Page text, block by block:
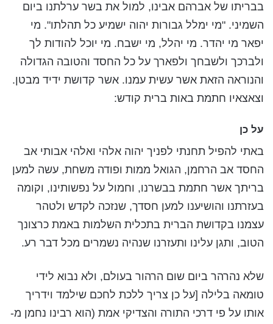
בבריתו של אברהם אבינו, למול את בשר ערלתנו ביום
השמיני. "מי ימלל גבורות יהוה ישמיע כל תהלתו". מי
יפאר מי יהדר. מי יהלל, מי ישבח. מי יוכל להודות לך
ולברכך ולשבחך ולפארך על כל החסד והטובה הגדולה
והנוראה הזאת אשר עשית עמנו. אשר קדושת ידיד מבטן.
וצאצאיו חתמת באות ברית קודש:
על כן
באתי להפיל תחנתי לפניך יהוה אלהי ואלהי אבותי אב
החסד אב הרחמן, הגואל ממות ופודה משחת, עשה למען
בריתך אשר חתמת בבשרנו, וחמול על נפשותינו, וקומה
בעזרתנו והושיענו למען חסדך, שנזכה לקדש ולטהר
עצמנו בקדושת הברית בתכלית השלמות באמת כרצונך
הטוב, ותגן עלינו ותעזרנו שנהיה נשמרים מכל דבר רע.
שלא נהרהר ביום שום הרהור בעולם, ולא נבוא לידי
טומאה בלילה [על כן צריך ללכת לחכם שילמד וידריך
אותו על פי דרכי התורה והצדיקי אמת (הוא רבינו נחמן מ-